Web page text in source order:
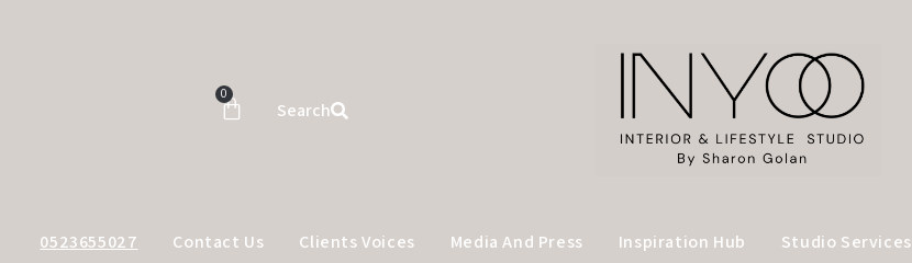
Search
0
Studio Services
Inspiration Hub
Media And Press
Clients Voices
Contact Us
0523655027